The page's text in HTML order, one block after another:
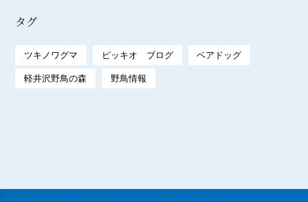
タグ
ツキノワグマ ピッキオ ブログ ベアドッグ
軽井沢野鳥の森 野鳥情報